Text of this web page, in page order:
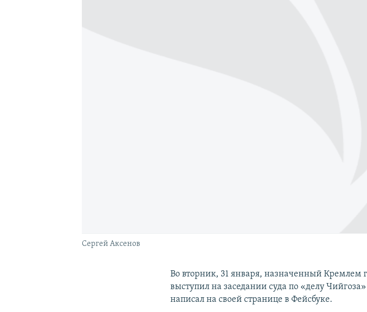
Сергей Аксенов
Во вторник, 31 января, назначенный Кремлем
выступил на заседании суда по «делу
написал на своей странице в Фейсбуке.